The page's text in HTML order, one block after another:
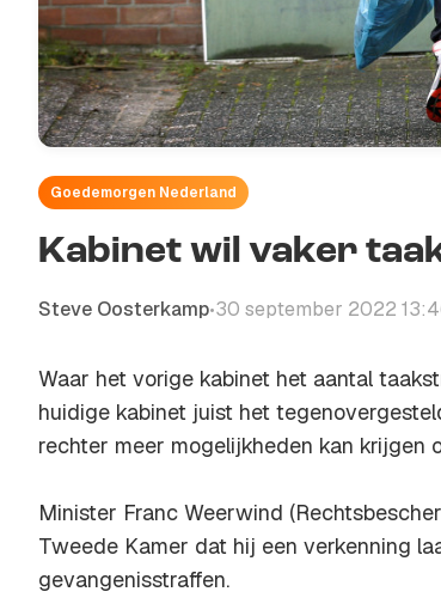
Goedemorgen Nederland
Kabinet wil vaker
Steve Oosterkamp•30 september 2022
Waar het vorige kabinet het aantal
huidige kabinet juist het
rechter meer mogelijkheden kan krijgen
Minister Franc Weerwind
Tweede Kamer dat hij een verkenning
gevangenisstraffen.